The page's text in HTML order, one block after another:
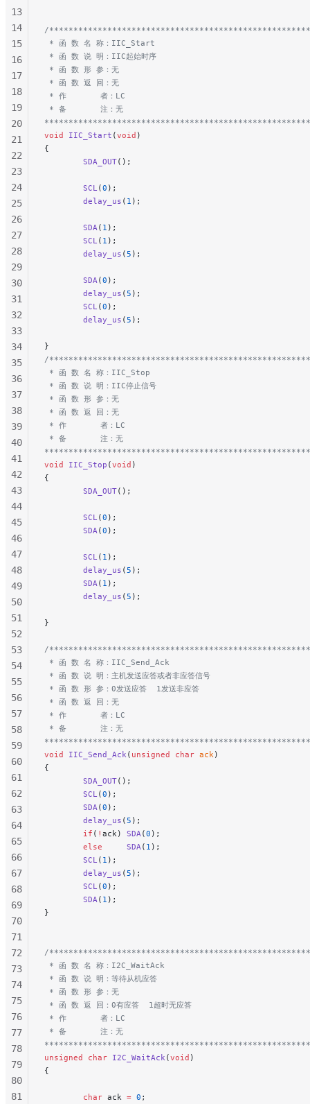
/
* 函 数 名 称：IIC_Start
* 函 数 说 明：IIC起始时序
* 函 数 形 参：无
* 函 数 返 回：无
* 作       者：LC
* 备       注：无
void IIC_Start (void )
{
        SDA_OUT
();
        SCL
(0 );
        delay_us
( 1 );
        SDA
( 1 );
        SCL
( 1 );
        delay_us
( 5 );
        SDA
(0 );
        delay_us
( 5 );
        SCL
(0 );
        delay_us
( 5 );
}
/
* 函 数 名 称：IIC_Stop
* 函 数 说 明：IIC停止信号
* 函 数 形 参：无
* 函 数 返 回：无
* 作       者：LC
* 备       注：无
void IIC_Stop (void )
{
        SDA_OUT
();
        SCL
(0 );
        SDA
(0 );
        SCL
( 1 );
        delay_us
( 5 );
        SDA
( 1 );
        delay_us
( 5 );
}
/
* 函 数 名 称：IIC_Send_Ack
* 函 数 说 明：主机发送应答或者非应答信号
* 函 数 形 参：0发送应答  1发送非应答
* 函 数 返 回：无
* 作       者：LC
* 备       注：无
void IIC_Send_Ack ( unsigned char ack )
{
        SDA_OUT
();
        SCL
(0 );
        SDA
(0 );
        delay_us
( 5 );
        if
( ! ack) SDA (0 );
        else
     SDA
( 1 );
        SCL
( 1 );
        delay_us
( 5 );
        SCL
(0 );
        SDA
( 1 );
}
/
* 函 数 名 称：I2C_WaitAck
* 函 数 说 明：等待从机应答
* 函 数 形 参：无
* 函 数 返 回：0有应答  1超时无应答
* 作       者：LC
* 备       注：无
unsigned char I2C_WaitAck (void )
{
        char
ack = 0 ;
13
14
15
16
17
18
19
20
21
22
23
24
25
26
27
28
29
30
31
32
33
34
35
36
37
38
39
40
41
42
43
44
45
46
47
48
49
50
51
52
53
54
55
56
57
58
59
60
61
62
63
64
65
66
67
68
69
70
71
72
73
74
75
76
77
78
79
80
81